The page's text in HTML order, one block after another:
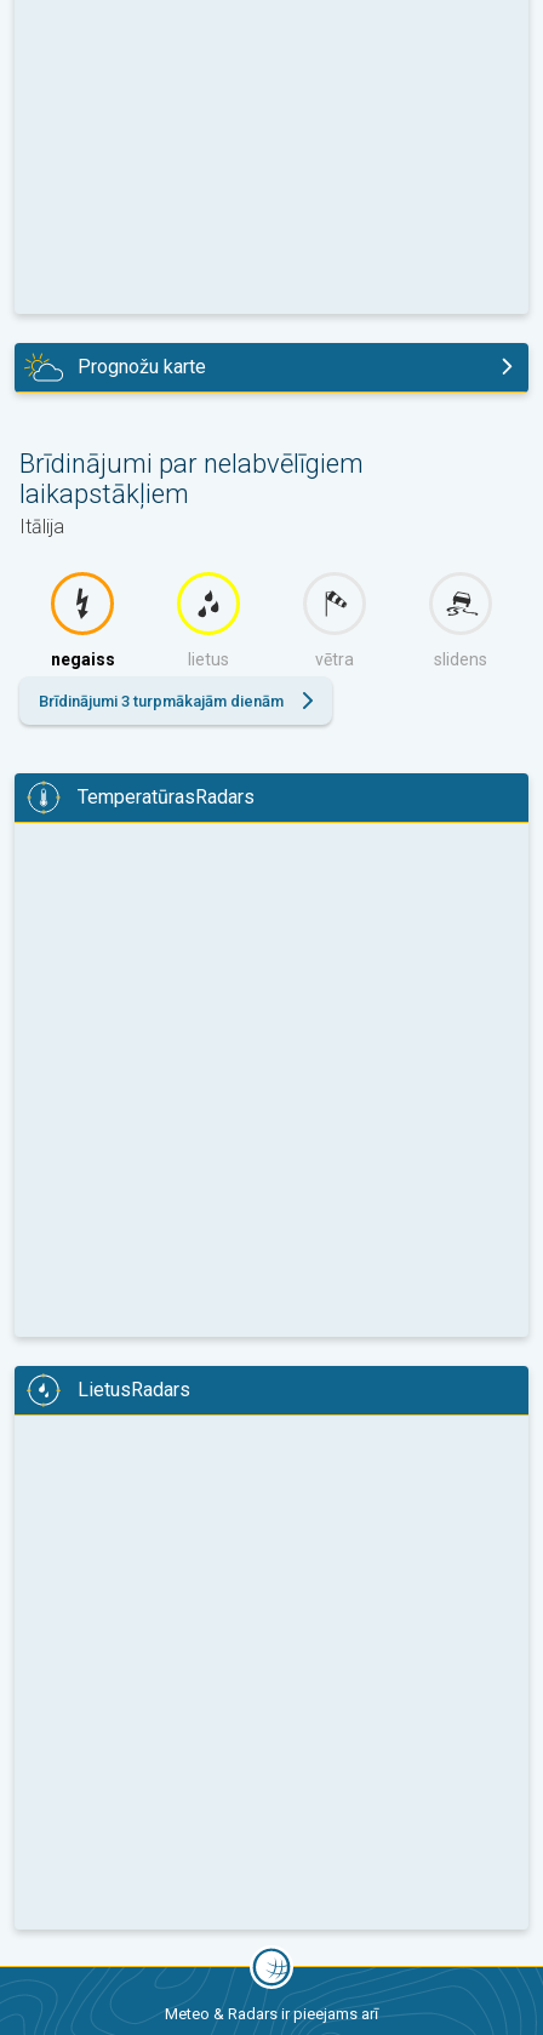
Prognožu karte
Brīdinājumi par nelabvēlīgiem
laikapstākļiem
Itālija
negaiss lietus vētra slidens
Brīdinājumi 3 turpmākajām dienām
TemperatūrasRadars
LietusRadars
Meteo & Radars ir pieejams arī